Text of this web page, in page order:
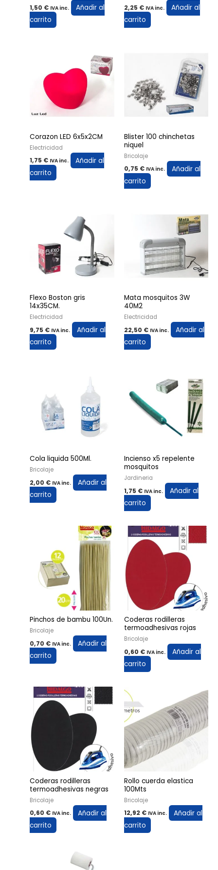
1,50 € IVA inc.
Añadir al
carrito
2,25 € IVA inc.
Añadir al
carrito
Corazon LED 6x5x2CM
Electricidad
1,75 € IVA inc.
Añadir al
carrito
Blister 100 chinchetas
niquel
Bricolaje
0,75 € IVA inc.
Añadir al
carrito
Flexo Boston gris
14x35CM.
Electricidad
9,75 € IVA inc.
Añadir al
carrito
Mata mosquitos 3W
40M2
Electricidad
22,50 € IVA inc.
Añadir al
carrito
Cola liquida 500Ml.
Bricolaje
2,00 € IVA inc.
Añadir al
carrito
Incienso x5 repelente
mosquitos
Jardineria
1,75 € IVA inc.
Añadir al
carrito
Pinchos de bambu 100Un.
Bricolaje
0,70 € IVA inc.
Añadir al
carrito
Coderas rodilleras
termoadhesivas rojas
Bricolaje
0,60 € IVA inc.
Añadir al
carrito
Coderas rodilleras
termoadhesivas negras
Bricolaje
0,60 € IVA inc.
Añadir al
carrito
Rollo cuerda elastica
100Mts
Bricolaje
12,92 € IVA inc.
Añadir al
carrito